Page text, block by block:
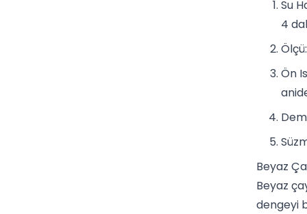
Su
4
Ön
Beyaz
Beyaz
dengeyi